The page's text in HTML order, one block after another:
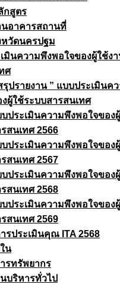
กสูตร
อาคารสถานที่
วัดนครปฐม
มินความพึงพอใจของผู้ใช้ง
ศ
รุปรายงาน ” แบบประเมินค
ผู้ใช้ระบบสารสนเทศ
บประเมินความพึงพอใจของ
สนเทศ 2566
บประเมินความพึงพอใจของ
สนเทศ 2567
บประเมินความพึงพอใจของ
สนเทศ 2568
บประเมินความพึงพอใจของ
สนเทศ 2569
รประเมินคุณ ITA 2568
น
รทรัพยากร
บริหารทั่วไป